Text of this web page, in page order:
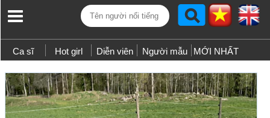
Ca sĩ Hot girl Diễn viên Người mẫu MỚI NHẤT